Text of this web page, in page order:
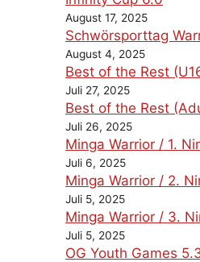
August 17, 2025
Schwörsporttag
August 4, 2025
Best of the Rest
Juli 27, 2025
Best of the Rest
Juli 26, 2025
Minga Warrior / 1.
Juli 6, 2025
Minga Warrior / 2.
Juli 5, 2025
Minga Warrior / 3.
Juli 5, 2025
OG Youth Games